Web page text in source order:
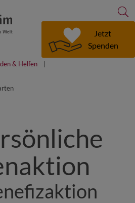
Jetzt
Spenden
& Helfen